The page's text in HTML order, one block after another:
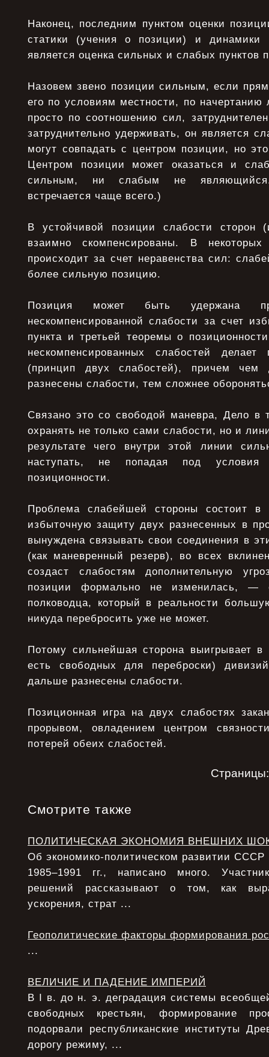
Наконец, последним пунктом оценки
статики (учения о позиции) и динамики
является оценка сильных и слабых пунктов
Назовем звено позиции сильным, если
его по условиям местности, по
просто по соотношению сил,
затруднительно удерживать, он является
могут совпадать с центром позиции, но
Центром позиции может оказаться и
сильным, ни слабым не
встречается чаще всего.)
В устойчивой позиции слабости сторон
взаимно скомпенсированы. В некоторых
происходит за счет неравенства сил:
более сильную позицию.
Позиция может быть удержана
нескомпенсированной слабости за счет
пункта и третьей теоремы о
нескомпенсированных слабостей
(принцип двух слабостей), причем чем
разнесены слабости, тем сложнее
Связано это со свободой маневра, Дело в
охранять не только сами слабости, но и
результате чего внутри этой линии
наступать, не попадая под
позиционности.
Проблема слабейшей стороны состоит в
избыточную защиту двух разнесенных в
вынуждена связывать свои соединения в
(как маневренный резерв), во всех
создаст слабостям дополнительную
позиции формально не изменилась, —
полководца, который в реальности
никуда перебросить уже не может.
Потому сильнейшая сторона выигрывает в
есть свободных для переброски)
дальше разнесены слабости.
Позиционная игра на двух слабостях
прорывом, овладением центром
потерей обеих слабостей.
Смотрите также
ПОЛИТИЧЕСКАЯ ЭКОНОМИЯ ВНЕШНИХ
Об экономико-политическом развитии СССР
1985–1991 гг., написано много.
решений рассказывают о том, как
ускорения, страт ...
Геополитические факторы формирования
...
ВЕЛИЧИЕ И ПАДЕНИЕ ИМПЕРИЙ
В I в. до н. э. деградация системы
свободных крестьян, формирование
подорвали республиканские институты
дорогу режиму, ...